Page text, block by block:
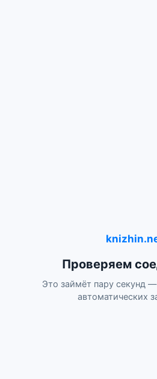
Проверяем
Это займёт пару секунд
автоматических